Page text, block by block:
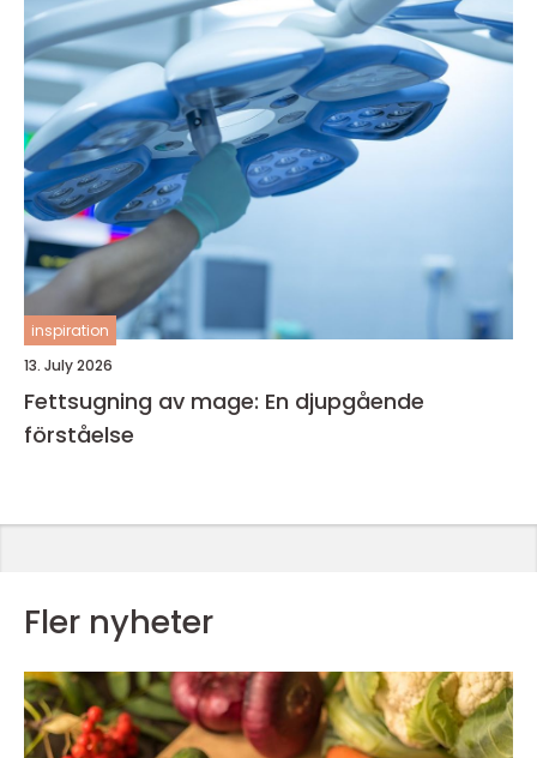
inspiration
13. July 2026
Fettsugning av mage: En djupgående
förståelse
Fler nyheter